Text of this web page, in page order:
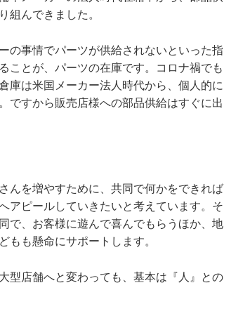
組んできました。
の事情でパーツが供給されないといった指
ことが、パーツの在庫です。コロナ禍でも
庫は米国メーカー法人時代から、個人的に
ですから販売店様への部品供給はすぐに出
んを増やすために、共同で何かをできれば
アピールしていきたいと考えています。そ
で、お客様に遊んで喜んでもらうほか、地
もも懸命にサポートします。
型店舗へと変わっても、基本は『人』との